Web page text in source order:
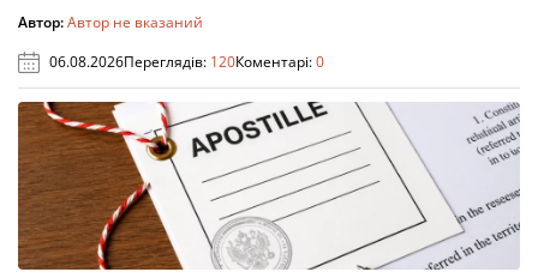
Автор:Автор не вказаний
06.08.2026Переглядів: 120Коментарі:0